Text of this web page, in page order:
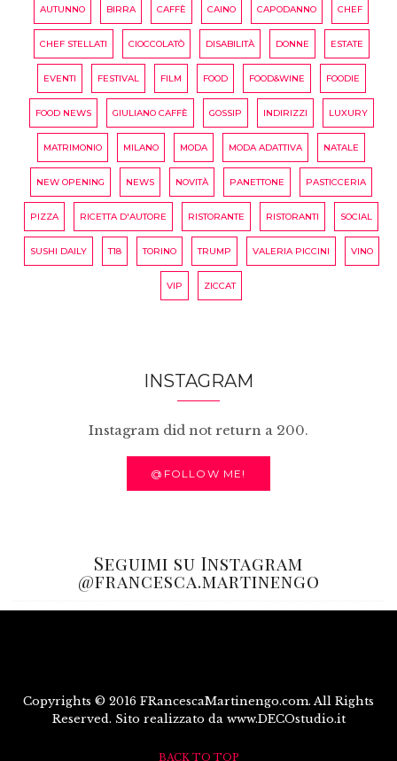
AUTUNNO BIRRA CAFFÈ CAINO CAPODANNO CHEF
CHEF STELLATI CIOCCOLATÒ DISABILITÀ DONNE ESTATE
EVENTI FESTIVAL FILM FOOD FOOD&WINE FOODIE
FOOD NEWS GIULIANO CAFFÈ GOSSIP INDIRIZZI LUXURY
MATRIMONIO MILANO MODA MODA ADATTIVA NATALE
NEW OPENING NEWS NOVITÀ PANETTONE PASTICCERIA
PIZZA RICETTA D'AUTORE RISTORANTE RISTORANTI SOCIAL
SUSHI DAILY T18 TORINO TRUMP VALERIA PICCINI VINO
VIP ZICCAT
INSTAGRAM
Instagram did not return a 200.
@FOLLOW ME!
Seguimi su Instagram
@francesca.martinengo
Copyrights © 2016 FRancescaMartinengo.com. All Rights
Reserved. Sito realizzato da www.DECOstudio.it
BACK TO TOP